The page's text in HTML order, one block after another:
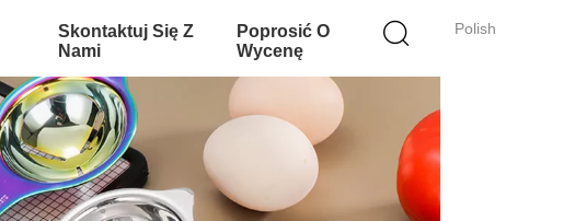
Polish
Skontaktuj Się Z
Nami
Poprosić O
Wycenę